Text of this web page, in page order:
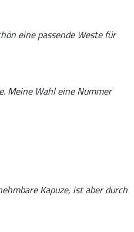
eine passende Weste für
Meine Wahl eine Nummer
Kapuze, ist aber durch